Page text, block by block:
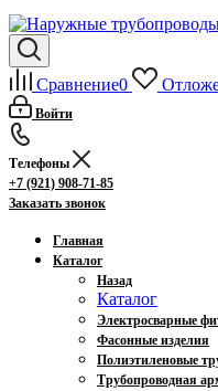
Сравнение0
Войти
Телефоны
+7 (921) 908-71-85
Заказать звонок
Главная
Каталог
Назад
Каталог
Электросварные
Фасонные изделия
Полиэтиленовые
Трубопроводная